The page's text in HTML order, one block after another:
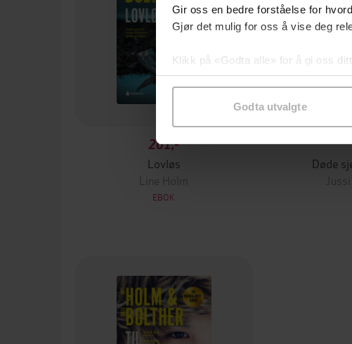
Gir oss en bedre forståelse for
Gjør det mulig for oss å vise deg
Klikk på «Godta alle» for å gi oss
samtykke til spesifikke formål ved
Godta utvalgte
201,-
Lovløs
Line Holm
EBOK
Døde